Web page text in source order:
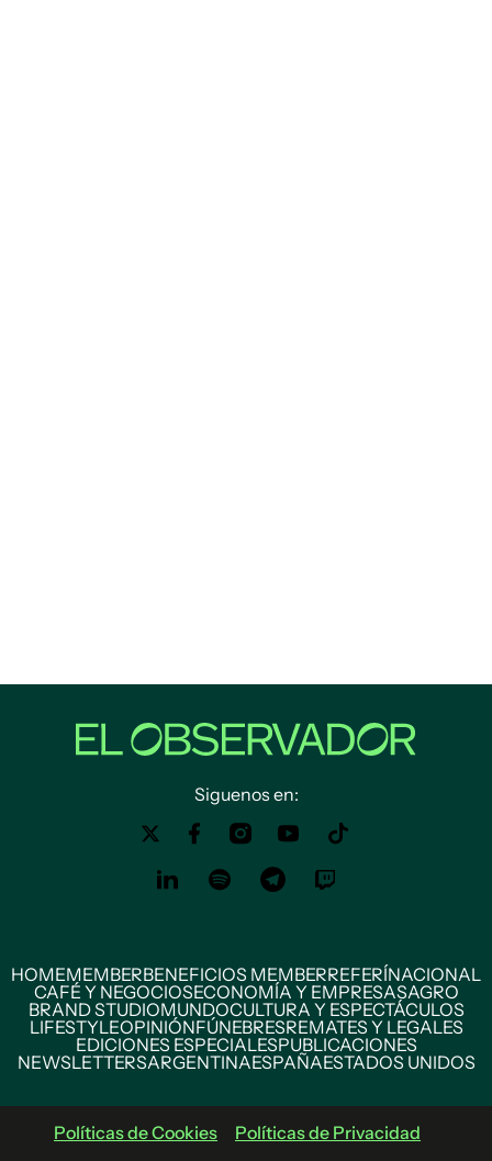
Siguenos en:
HOMEMEMBERBENEFICIOS MEMBERREFERÍNACIONAL
CAFÉ Y NEGOCIOSECONOMÍA Y EMPRESASAGRO
BRAND STUDIOMUNDOCULTURA Y ESPECTÁCULOS
LIFESTYLEOPINIÓNFÚNEBRESREMATES Y LEGALES
EDICIONES ESPECIALESPUBLICACIONES
NEWSLETTERSARGENTINAESPAÑAESTADOS UNIDOS
Políticas de Cookies
Políticas de Privacidad